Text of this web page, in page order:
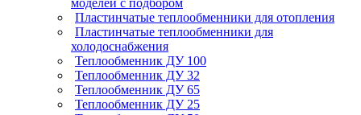
моделей с подбором
Пластинчатые теплообменники для отопления
Пластинчатые теплообменники для
холодоснабжения
Теплообменник ДУ 100
Теплообменник ДУ 32
Теплообменник ДУ 65
Теплообменник ДУ 25